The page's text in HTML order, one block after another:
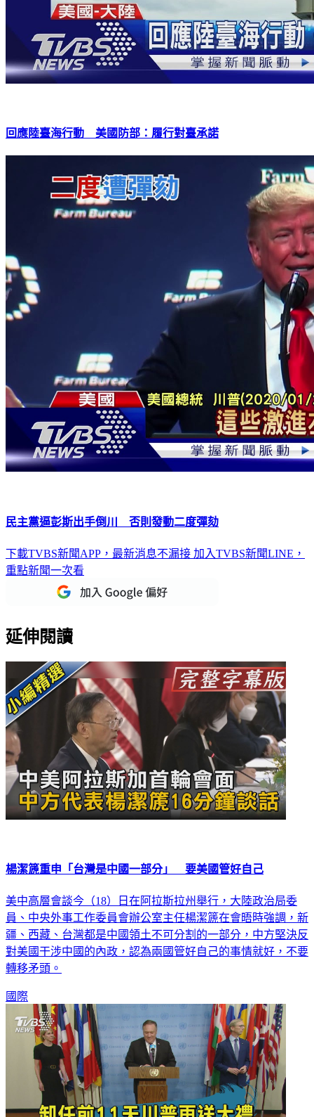
回應陸臺海行動 美國防部：履行對臺承諾
民主黨逼彭斯出手倒川 否則發動二度彈劾
下載TVBS新聞APP，最新消息不漏接 加入TVBS新聞LINE，
重點新聞一次看
延伸閱讀
楊潔篪重申「台灣是中國一部分」 要美國管好自己
美中高層會談今（18）日在阿拉斯拉州舉行，大陸政治局委
員、中央外事工作委員會辦公室主任楊潔篪在會晤時強調，新
疆、西藏、台灣都是中國領土不可分割的一部分，中方堅決反
對美國干涉中國的內政，認為兩國管好自己的事情就好，不要
轉移矛頭。
國際